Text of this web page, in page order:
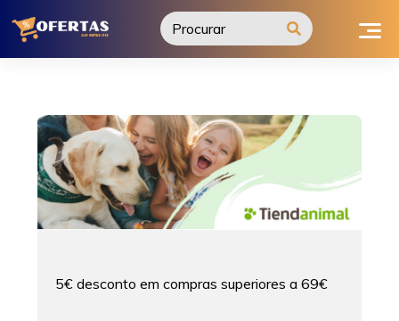
para
5€ desconto em compras superiores a 69€